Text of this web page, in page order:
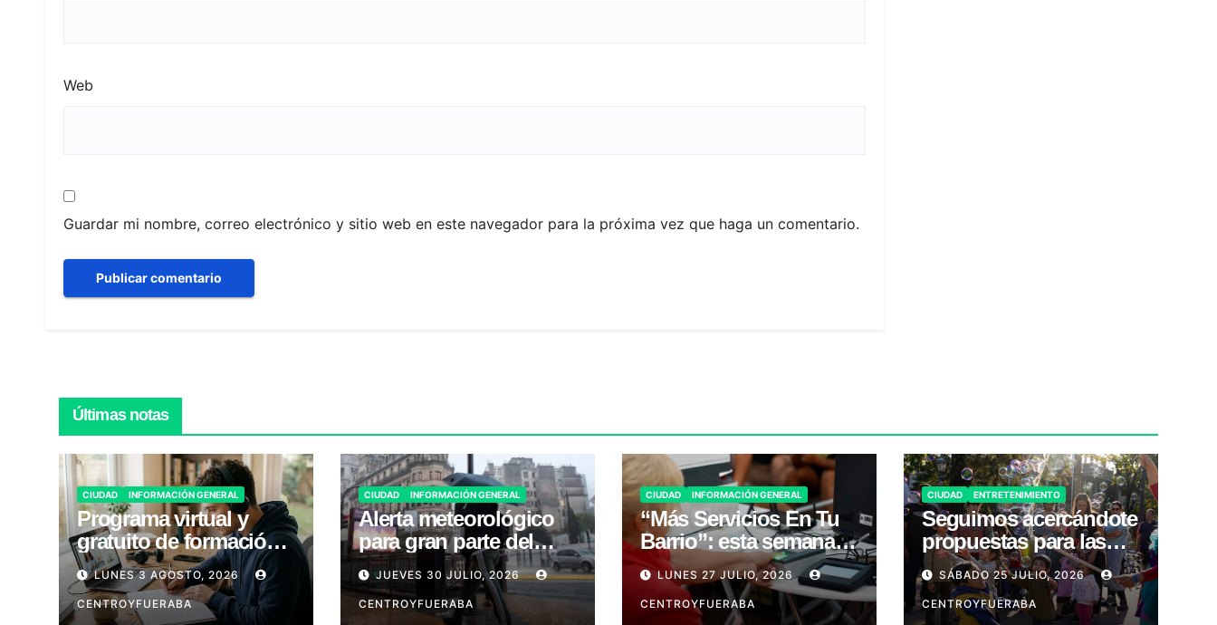
Web
Guardar mi nombre, correo electrónico y sitio web en este navegador para la próxima vez que haga un comentario.
Últimas notas
CIUDAD INFORMACIÓN GENERAL
Programa virtual y
gratuito de formación
laboral en CABA
LUNES 3 AGOSTO, 2026
CENTROYFUERABA
CIUDAD INFORMACIÓN GENERAL
Alerta meteorológico
para gran parte del
Viernes 31
JUEVES 30 JULIO, 2026
CENTROYFUERABA
CIUDAD INFORMACIÓN GENERAL
“Más Servicios En Tu
Barrio”: esta semana
en San Telmo
LUNES 27 JULIO, 2026
CENTROYFUERABA
CIUDAD ENTRETENIMIENTO
Seguimos acercándote
propuestas para las
vacaciones!
SÁBADO 25 JULIO, 2026
CENTROYFUERABA